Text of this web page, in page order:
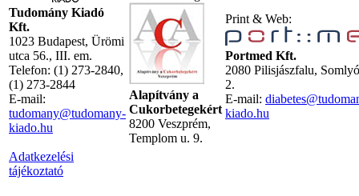
Tudomány Kiadó
Kft.
1023 Budapest, Ürömi
utca 56., III. em.
Telefon: (1) 273-2840,
(1) 273-2844
E-mail:
tudomany@tudomany-
kiado.hu
Adatkezelési
tájékoztató
Alapítvány a
Cukorbetegekért
8200 Veszprém,
Templom u. 9.
Print & Web:
Portmed Kft.
2080 Pilisjászfalu,
2.
E-mail:
kiado.hu